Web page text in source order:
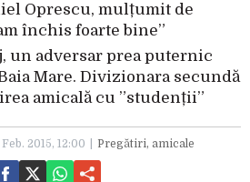
Oprescu, mulțumit de
închis foarte bine”
un adversar prea puternic
Mare. Divizionara secundă
amicală cu ”studenții”
Feb. 2015, 12:00 Pregătiri, amicale